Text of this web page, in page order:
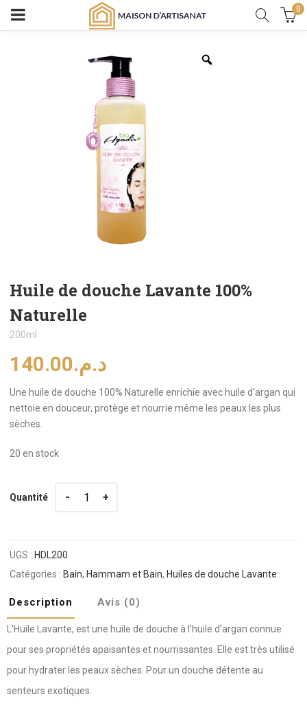
0
Huile de douche Lavante 100%
Naturelle
200ml
د.م.140.00
Une huile de douche 100% Naturelle enrichie avec huile d’argan qui
nettoie en douceur, protège et nourrie même les peaux les plus
sèches.
20 en stock
Quantité
UGS : HDL200
Catégories : Bain, Hammam et Bain, Huiles de douche Lavante
Description Avis (0)
L’Huile Lavante, est une huile de douche à l’huile d’argan connue
pour ses propriétés apaisantes et nourrissantes. Elle est très utilisé
pour hydrater les peaux sèches. Pour un douche détente au
senteurs exotiques.